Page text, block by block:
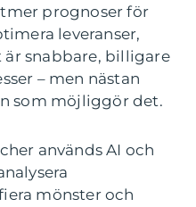
prognoser för
leveranser,
snabbare, billigare
– men nästan
som möjliggör det.
används AI och
mönster och